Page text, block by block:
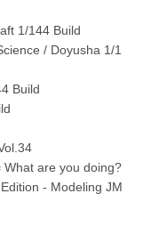
1/144 Build
/ Doyusha 1/1
Build
are you doing?
- Modeling JM